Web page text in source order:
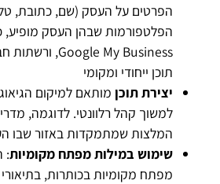
הפרטים על העסק (שם, כתובת,
הפלטפורמות שבהן העסק מופיע,
Google My Business, ורשתות חברתיות.
תוכן ייחודי ומקומי
יצירת תוכן מותאם למיקום
למשוך קהל רלוונטי. לדוגמה,
המלצות שמתמקדות באזור שבו
שימוש במילות מפתח מקומיות:
מפתח מקומיות בכותרות, בתיאורי